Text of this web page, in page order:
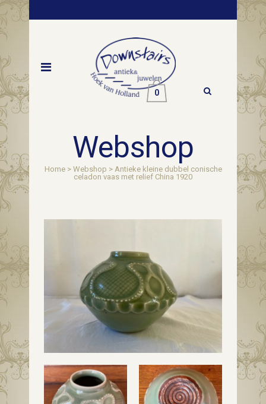
0
Webshop
Home> Webshop > Antieke kleine dubbel conische
celadon vaas met relief China 1920